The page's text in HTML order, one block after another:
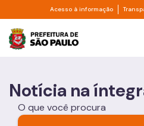
Pular para o Conteúdo
Acesso à informação
Prefeitura de
Notícia na
O que você procura